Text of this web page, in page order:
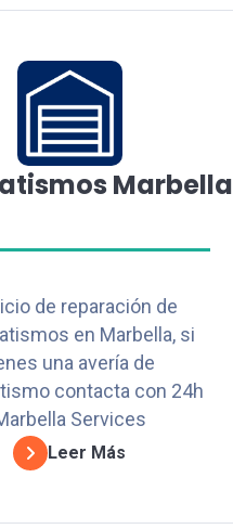
Marbella
de reparación de
en Marbella, si
una avería de
contacta con 24h
Services
Leer Más